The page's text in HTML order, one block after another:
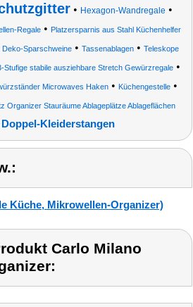
• Hexagon-Wandregale •
Regale• Platzersparnis aus Stahl Küchenhelfer
Deko-Sparschweine• Tassenablagen• Teleskope
Stufige stabile ausziehbare Stretch Gewürzregale •
Microwaves Haken• Küchengestelle•
Organizer Stauräume Ablageplätze Ablageflächen
Doppel-Kleiderstangen
Küche, Mikrowellen-Organizer)
Carlo Milano